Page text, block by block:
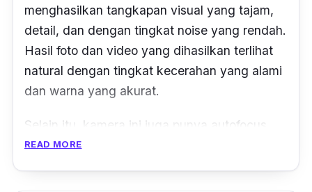
menghasilkan tangkapan visual yang tajam,
detail, dan dengan tingkat noise yang rendah.
Hasil foto dan video yang dihasilkan terlihat
natural dengan tingkat kecerahan yang alami
dan warna yang akurat.
Selain itu, kamera ini juga punya
autofocus
yang instan hanya membutuhkan waktu 0,02
READ MORE